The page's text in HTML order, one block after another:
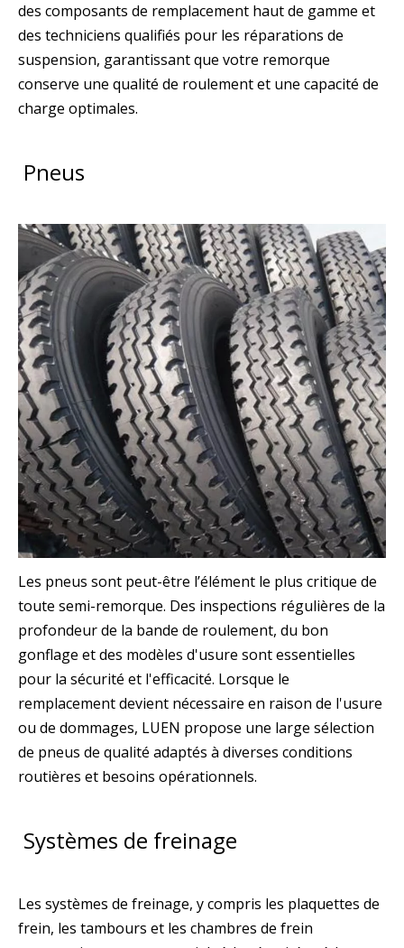
des composants de remplacement haut de gamme et
des techniciens qualifiés pour les réparations de
suspension, garantissant que votre remorque
conserve une qualité de roulement et une capacité de
charge optimales.
Pneus
Les pneus sont peut-être l’élément le plus critique de
toute semi-remorque. Des inspections régulières de la
profondeur de la bande de roulement, du bon
gonflage et des modèles d'usure sont essentielles
pour la sécurité et l'efficacité. Lorsque le
remplacement devient nécessaire en raison de l'usure
ou de dommages, LUEN propose une large sélection
de pneus de qualité adaptés à diverses conditions
routières et besoins opérationnels.
Systèmes de freinage
Les systèmes de freinage, y compris les plaquettes de
frein, les tambours et les chambres de frein